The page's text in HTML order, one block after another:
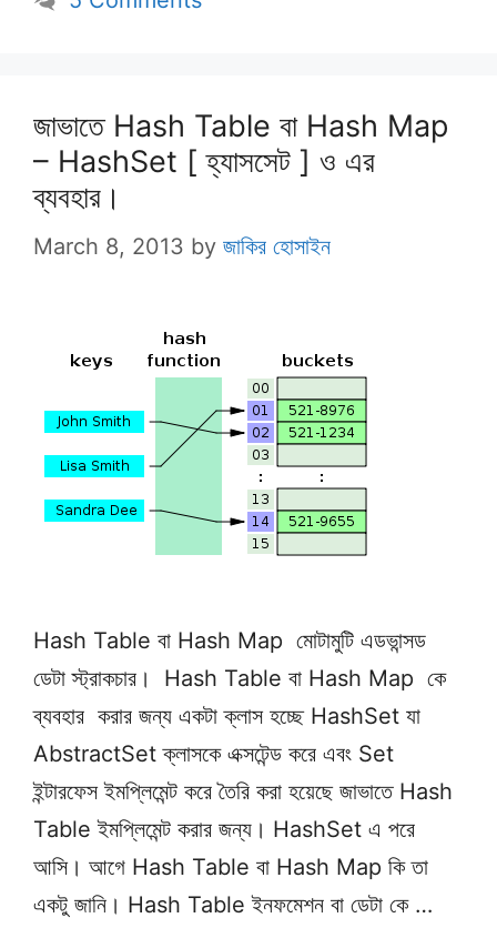
জাভাতে Hash Table বা Hash Map
– HashSet [ হ্যাসসেট ] ও এর
ব্যবহার।
March 8, 2013 by জাকির হোসাইন
Hash Table বা Hash Map মোটামুটি এডভান্সড
ডেটা স্ট্রাকচার। Hash Table বা Hash Map কে
ব্যবহার করার জন্য একটা ক্লাস হচ্ছে HashSet যা
AbstractSet ক্লাসকে এক্সটেন্ড করে এবং Set
ইন্টারফেস ইমপ্লিমেন্ট করে তৈরি করা হয়েছে জাভাতে Hash
Table ইমপ্লিমেন্ট করার জন্য। HashSet এ পরে
আসি। আগে Hash Table বা Hash Map কি তা
একটু জানি। Hash Table ইনফমেশন বা ডেটা কে …